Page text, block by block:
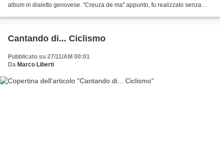
album in dialetto genovese. "Creuza de ma" appunto, fu realizzato senza
Cantando di... Ciclismo
Pubblicato su 27/11/AM 00:01
Da Marco Liberti